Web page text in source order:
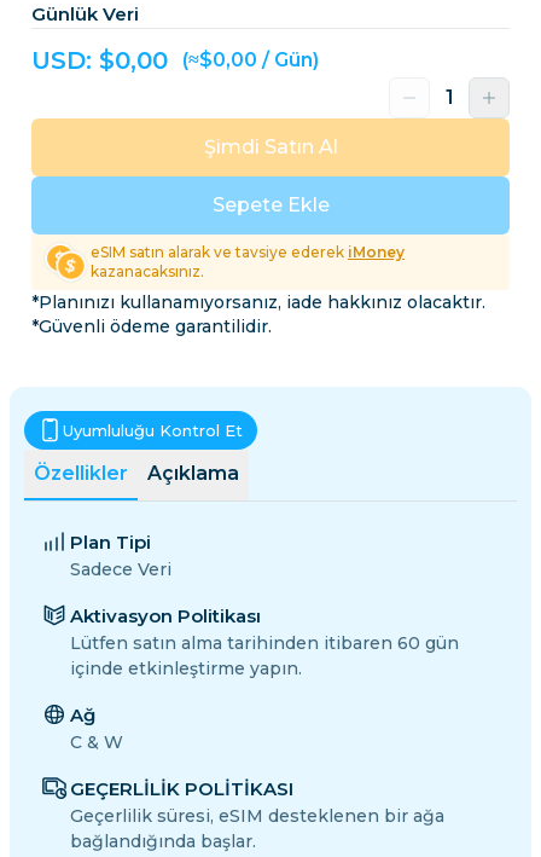
Günlük Veri
USD: $0,00 (≈$0,00 / Gün)
Sepete Ekle
Şimdi Satın Al
eSIM satın alarak ve tavsiye ederek iMoney
kazanacaksınız.
*Planınızı kullanamıyorsanız, iade hakkınız olacaktır.
*Güvenli ödeme garantilidir.
Özellikler Açıklama
Uyumluluğu Kontrol Et
Plan Tipi
Sadece Veri
Aktivasyon Politikası
Lütfen satın alma tarihinden itibaren 60 gün
içinde etkinleştirme yapın.
Ağ
C & W
GEÇERLİLİK POLİTİKASI
Geçerlilik süresi, eSIM desteklenen bir ağa
bağlandığında başlar.